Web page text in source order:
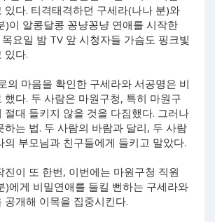
있다. 티격태격하던 구세라(나나 분)와
)이 알콩달콩 꽁냥꽁냥 연애를 시작한
요일 밤 TV 앞 시청자들 가슴도 핑크빛
있다.
의 마음을 확인한 구세라와 서공명은 비
했다. 두 사람은 마원구청, 특히 마원구
절대 들키지 않을 것을 다짐했다. 그러나
하는 법. 두 사람의 바람과 달리, 두 사람
의 부모님과 친구들에게 들키고 말았다.
진이 또 한번, 이번에는 마원구청 직원
)에게 비밀연애를 들킬 뻔하는 구세라와
공개해 이목을 집중시킨다.